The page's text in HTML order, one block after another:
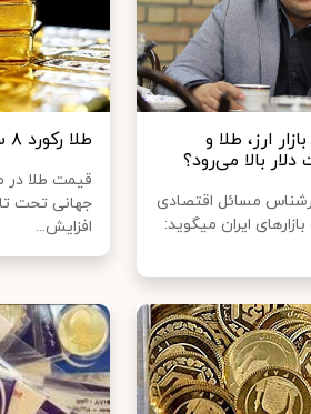
ارز، طلا و
بالا می‌رود؟
مسائل اقتصادی
درباره دلیل تحولات بازارهای ایران می‎گوید:
طلا رکورد ۸ سال اخیر خود را می زند؟
قیمت طلا در
جهانی تحت
افزایش...